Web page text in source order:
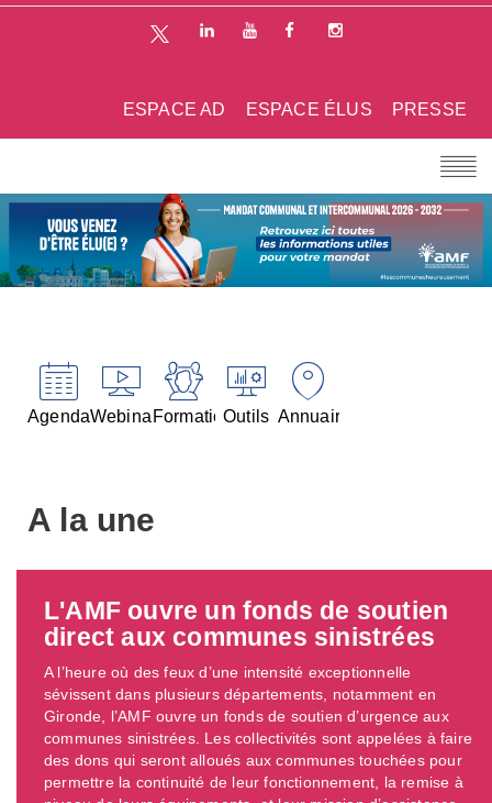
PRESSE
ESPACE ÉLUS
ESPACE AD
AgendaWebinairesFormationsOutils Annuaires
A la une
L'AMF ouvre un fonds de soutien
direct aux communes sinistrées
A l’heure où des feux d’une intensité exceptionnelle
sévissent dans plusieurs départements, notamment en
Gironde, l’AMF ouvre un fonds de soutien d’urgence aux
communes sinistrées. Les collectivités sont appelées à faire
des dons qui seront alloués aux communes touchées pour
permettre la continuité de leur fonctionnement, la remise à